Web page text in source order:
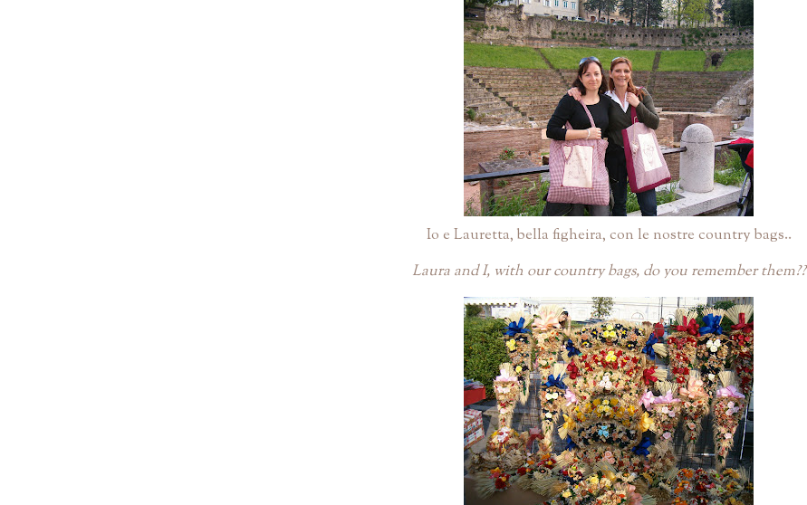
Io e Lauretta, bella figheira, con le nostre country bags..
Laura and I, with our country bags, do you remember them??